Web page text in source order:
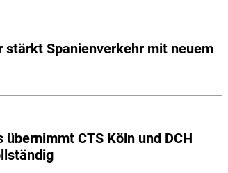
stärkt Spanienverkehr mit neuem
übernimmt CTS Köln und DCH